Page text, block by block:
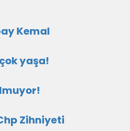
Kemal
yaşa!
Zihniyeti